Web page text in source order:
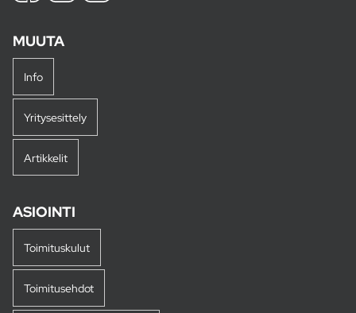
MUUTA
Info
Yritysesittely
Artikkelit
ASIOINTI
Toimituskulut
Toimitusehdot